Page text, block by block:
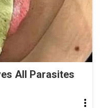
All Parasites